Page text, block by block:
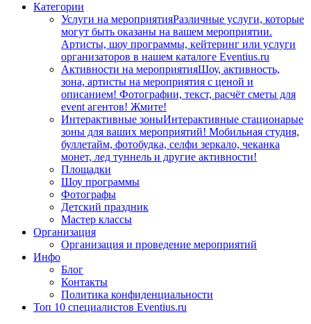
Категории
Услуги на мероприятияРазличные услуги, которые
могут быть оказаны на вашем мероприятии.
Артисты, шоу программы, кейтеринг или услуги
организаторов в нашем каталоге Eventius.ru
Активности на мероприятияШоу, активность,
зона, артисты на мероприятия с ценой и
описанием! Фотографии, текст, расчёт сметы для
event агентов! Жмите!
Интерактивные зоныИнтерактивные стационарые
зоны для ваших мероприятий! Мобильная студия,
буллетайм, фотобудка, селфи зеркало, чеканка
монет, лед туннель и другие активности!
Площадки
Шоу программы
Фотографы
Детский праздник
Мастер классы
Организация
Организация и проведение мероприятий
Инфо
Блог
Контакты
Политика конфиденциальности
Топ 10 специалистов Eventius.ru